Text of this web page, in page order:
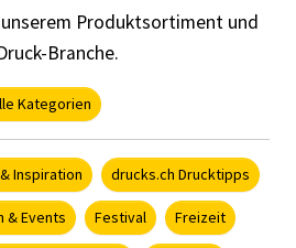
Produktsortiment und
Branche.
Kategorien
Inspiration drucks.ch Drucktipps
& Events Festival Freizeit